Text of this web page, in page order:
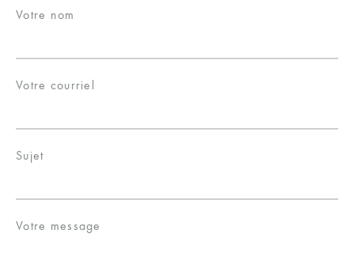
Votre nom
Votre courriel
Sujet
Votre message